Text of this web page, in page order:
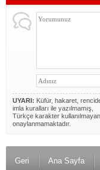
UYARI: Küfür, hakaret,
imla kuralları ile yazılmamış,
Türkçe karakter
onaylanmamaktadır.
Geri Ana Sayfa